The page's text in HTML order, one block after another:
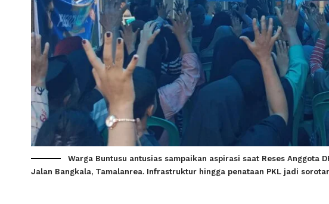
Warga Buntusu antusias sampaikan aspirasi saat Reses Anggota
Jalan Bangkala, Tamalanrea. Infrastruktur hingga penataan PKL jadi